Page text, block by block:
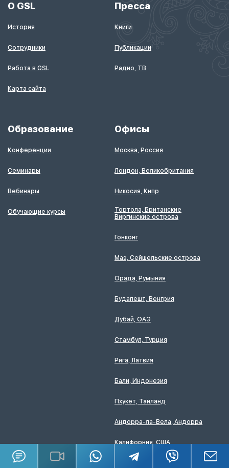
О GSL
История
Сотрудники
Работа в GSL
Карта сайта
Пресса
Книги
Публикации
Радио, ТВ
Образование
Конференции
Семинары
Вебинары
Обучающие курсы
Офисы
Москва, Россия
Лондон, Великобритания
Никосия, Кипр
Тортола, Британские
Виргинские острова
Гонконг
Маэ, Сейшельские острова
Орада, Румыния
Будапешт, Венгрия
Дубай, ОАЭ
Стамбул, Турция
Рига, Латвия
Бали, Индонезия
Пхукет, Таиланд
Андорра-ла-Вела, Андорра
Калифорния, США